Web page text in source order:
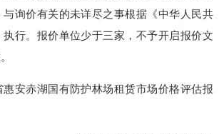
询价有关的未详尽之事根据《中华人民共
行。报价单位少于三家，不予开启报价文
赤湖国有防护林场租赁市场价格评估报